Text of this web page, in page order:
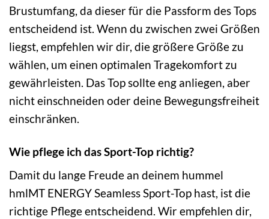
Brustumfang, da dieser für die Passform des Tops
entscheidend ist. Wenn du zwischen zwei Größen
liegst, empfehlen wir dir, die größere Größe zu
wählen, um einen optimalen Tragekomfort zu
gewährleisten. Das Top sollte eng anliegen, aber
nicht einschneiden oder deine Bewegungsfreiheit
einschränken.
Wie pflege ich das Sport-Top richtig?
Damit du lange Freude an deinem hummel
hmlMT ENERGY Seamless Sport-Top hast, ist die
richtige Pflege entscheidend. Wir empfehlen dir,